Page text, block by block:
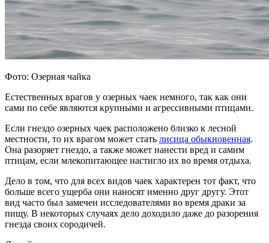
Фото: Озерная чайка
Естественных врагов у озерных чаек немного, так как они
сами по себе являются крупными и агрессивными птицами.
Если гнездо озерных чаек расположено близко к лесной
местности, то их врагом может стать лисица обыкновенная.
Она разоряет гнездо, а также может нанести вред и самим
птицам, если млекопитающее настигло их во время отдыха.
Дело в том, что для всех видов чаек характерен тот факт, что
больше всего ущерба они наносят именно друг другу. Этот
вид часто был замечен исследователями во время драки за
пищу. В некоторых случаях дело доходило даже до разорения
гнезда своих сородичей.